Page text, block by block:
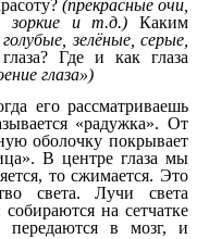
(прекрасные очи,
зоркие и т.д.) Каким
зелёные, серые,
Где и как глаза
глаза»)
его рассматриваешь
«радужка». От
оболочку покрывает
В центре глаза мы
то сжимается. Это
света. Лучи света
на сетчатке
передаются в мозг, и